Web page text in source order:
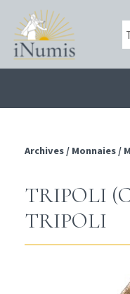
Archives / Monnaies /
TRIPOLI
TRIPOLI